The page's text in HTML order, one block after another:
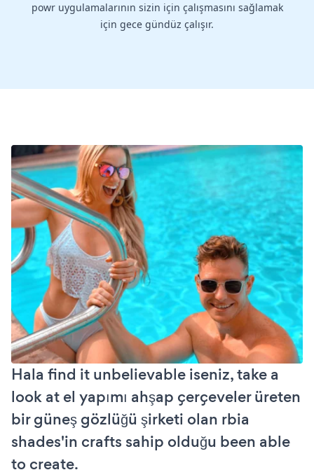
powr uygulamalarının sizin için çalışmasını sağlamak
için gece gündüz çalışır.
Hala find it unbelievable iseniz, take a
look at el yapımı ahşap çerçeveler üreten
bir güneş gözlüğü şirketi olan rbia
shades'in crafts sahip olduğu been able
to create.